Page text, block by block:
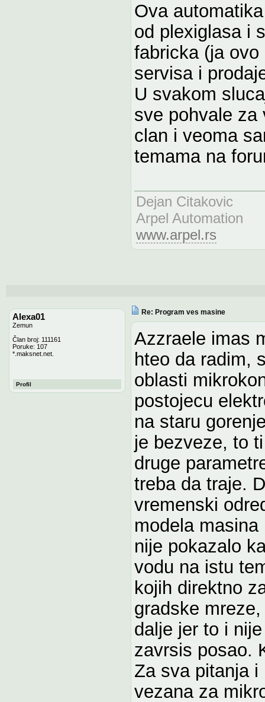
Ova
od plexiglasa i
fabricka (ja
servisa i
U svakom
sve pohvale za
clan i veoma
temama na
Dejan Citakovic
Arpel Automation
www.arpel.rs
Alexa01
Zemun
Član broj: 111161
Poruke: 107
*.maksnet.net.
Profil
Re: Program ves masine
Azzraele imas
hteo da radim,
oblasti
postojecu
na staru
je bezveze, to
druge
treba da traje.
vremenski
modela
nije pokazalo
vodu na istu
kojih direktno
gradske
dalje jer to i
zavrsis posao.
Za sva pitanja
vezana za